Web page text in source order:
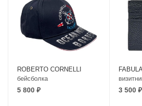
ROBERTO CORNELLI
бейсболка
5 800 ₽
FABULA
3 500 ₽